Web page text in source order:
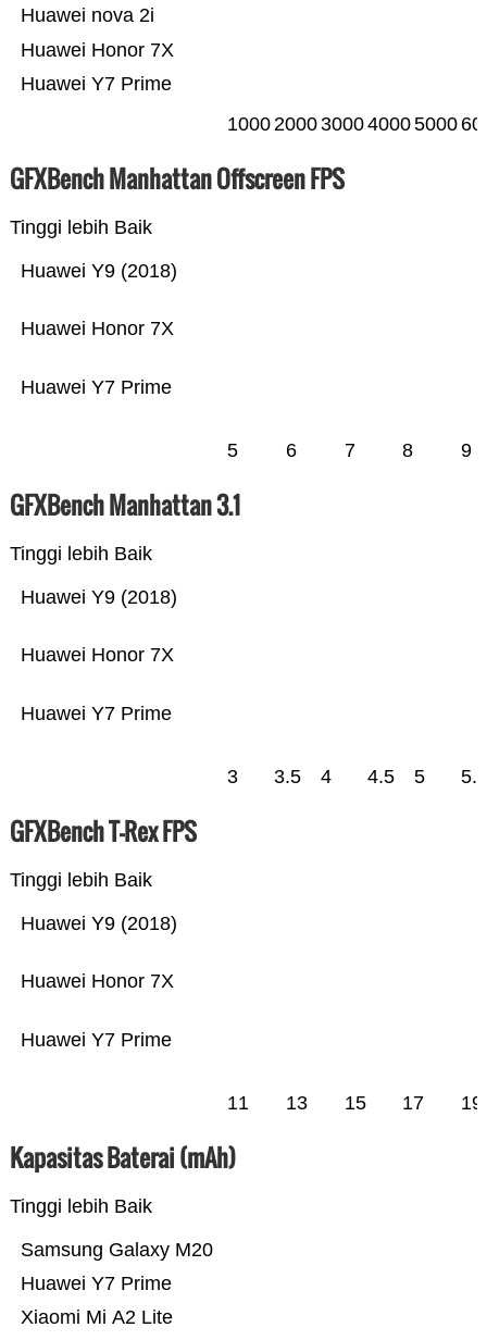
Huawei Y7 Prime
Huawei Honor 7X
Huawei nova 2i
10002000300040005000
GFXBench Manhattan Offscreen FPS
Tinggi lebih Baik
Huawei Y7 Prime
Huawei Honor 7X
Huawei Y9 (2018)
5 6 7 8 9
GFXBench Manhattan 3.1
Tinggi lebih Baik
Huawei Y7 Prime
Huawei Honor 7X
Huawei Y9 (2018)
3 3.5 4 4.5 5 5.5
GFXBench T-Rex FPS
Tinggi lebih Baik
Huawei Y7 Prime
Huawei Honor 7X
Huawei Y9 (2018)
11 13 15 17 19
Kapasitas Baterai (mAh)
Tinggi lebih Baik
Xiaomi Mi A2 Lite
Huawei Y7 Prime
Samsung Galaxy M20